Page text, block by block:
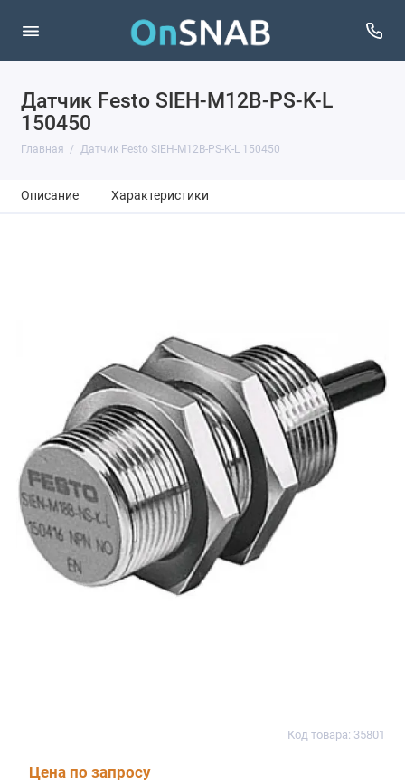
Датчик Festo SIEH-M12B-PS-K-L
150450
Главная Датчик Festo SIEH-M12B-PS-K-L 150450
Описание Характеристики
Код товара: 35801
Цена по запросу